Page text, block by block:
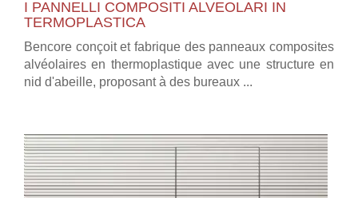
I PANNELLI COMPOSITI ALVEOLARI IN
TERMOPLASTICA
Bencore conçoit et fabrique des panneaux composites
alvéolaires en thermoplastique avec une structure en
nid d'abeille, proposant à des bureaux ...